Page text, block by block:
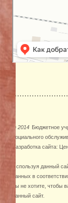
© 2014 Бюджетное
социального
Разработка сайта:
Используя данный
данных в
вы не хотите, чтобы
данный сайт.